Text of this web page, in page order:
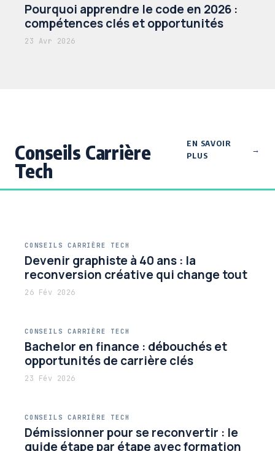
Pourquoi apprendre le code en 2026 :
compétences clés et opportunités
23 Avr 2026
Conseils Carrière
Tech
EN SAVOIR
PLUS
CONSEILS CARRIÈRE TECH
Devenir graphiste à 40 ans : la
reconversion créative qui change tout
26 Fév 2026
CONSEILS CARRIÈRE TECH
Bachelor en finance : débouchés et
opportunités de carrière clés
23 Fév 2026
CONSEILS CARRIÈRE TECH
Démissionner pour se reconvertir : le
guide étape par étape avec formation